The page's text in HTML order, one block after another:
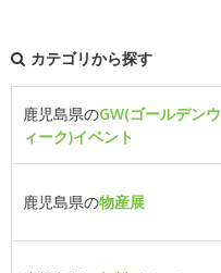
カテゴリから探す
鹿児島県のGW(ゴールデンウ
ィーク)イベント
鹿児島県の物産展